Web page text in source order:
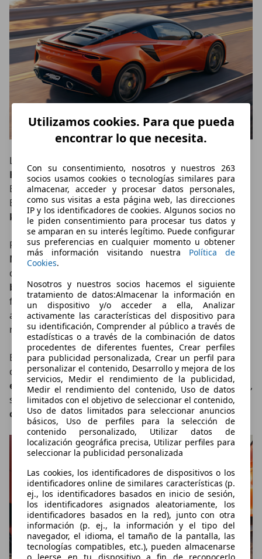
Utilizamos cookies. Para que pueda
encontrar lo que necesita.
Con su consentimiento, nosotros y nuestros 263
socios usamos cookies o tecnologías similares para
almacenar, acceder y procesar datos personales,
como sus visitas a esta página web, las direcciones
IP y los identificadores de cookies. Algunos socios no
le piden consentimiento para procesar tus datos y
se amparan en su interés legítimo. Puede configurar
sus preferencias en cualquier momento u obtener
más información visitando nuestra Política de
Cookies.
Nosotros y nuestros socios hacemos el siguiente
tratamiento de datos:Almacenar la información en
un dispositivo y/o acceder a ella, Analizar
activamente las características del dispositivo para
su identificación, Comprender al público a través de
estadísticas o a través de la combinación de datos
procedentes de diferentes fuentes, Crear perfiles
para publicidad personalizada, Crear un perfil para
personalizar el contenido, Desarrollo y mejora de los
servicios, Medir el rendimiento de la publicidad,
Medir el rendimiento del contenido, Uso de datos
limitados con el objetivo de seleccionar el contenido,
Uso de datos limitados para seleccionar anuncios
básicos, Uso de perfiles para la selección de
contenido personalizado, Utilizar datos de
localización geográfica precisa, Utilizar perfiles para
seleccionar la publicidad personalizada
Las cookies, los identificadores de dispositivos o los
identificadores online de similares características (p.
ej., los identificadores basados en inicio de sesión,
los identificadores asignados aleatoriamente, los
identificadores basados en la red), junto con otra
información (p. ej., la información y el tipo del
navegador, el idioma, el tamaño de la pantalla, las
tecnologías compatibles, etc.), pueden almacenarse
La clave de esta versión está en el nuevo
Handling Pack opcional. Gracias a este paquete, el
Emira 420 Sport consigue rebajar 25 kg respecto al
Emira Turbo convencional y, además, añade otros25
kg extra de carga aerodinámica.
Para lograrlo, Lotus incorporaamortiguadores
Multimatic ajustables en dos vías(5mmmás baja
que la del Emira convencional) un
batería de iones de litioy diferentes piezas
fabricadas enfibra de carbono. También se añade la
aplicaciónLotus Track Performance, diseñada para
registrar tiempos y datos en circuito.
El chasis mantiene elementos muy poco habituales en
deportivos modernos, como ladirección asistida
electrohidráulicao lasuspensión de doble horquilla ,
soluciones pensadas para conservar untacto de
conducción mucho más comunicativo y directo.